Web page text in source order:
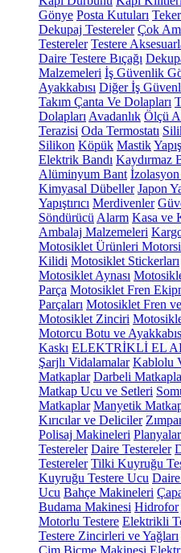
Gönye Posta Kutuları
Dekupaj Testereler Çok
Testereler Testere
Daire Testere Bıçağı
Malzemeleri İş Güvenlik
Ayakkabısı Diğer İş
Takım Çanta Ve Dolapları
Dolapları Avadanlık Ölçü
Terazisi Oda Termostatı
Silikon Köpük Mastik
Elektrik Bandı Kaydırmaz
Alüminyum Bant İzolasyon
Kimyasal Dübeller Japon
Yapıştırıcı Merdivenler
Söndürücü Alarm Kasa ve
Ambalaj Malzemeleri
Motosiklet Ürünleri
Kilidi Motosiklet Stickerları
Motosiklet Aynası
Parça Motosiklet Fren
Parçaları Motosiklet Fren
Motosiklet Zinciri
Motorcu Botu ve
Kaskı ELEKTRİKLİ EL
Şarjlı Vidalamalar Kablolu
Matkaplar Darbeli
Matkap Ucu ve Setleri
Matkaplar Manyetik
Kırıcılar ve Deliciler
Polisaj Makineleri Planyalar
Testereler Daire Testereler
Testereler Tilki Kuyruğu
Kuyruğu Testere Ucu Daire
Ucu Bahçe Makineleri
Budama Makinesi Hidrofor
Motorlu Testere Elektrikli
Testere Zincirleri ve Yağları
Çim Biçme Makinesi